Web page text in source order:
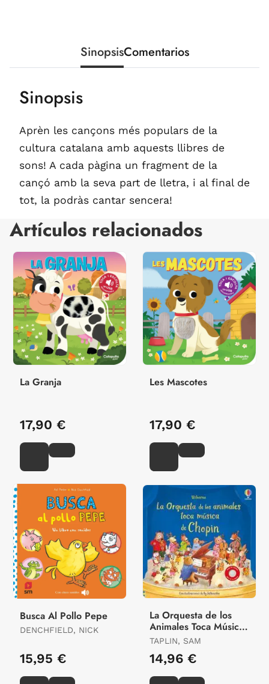
SinopsisComentarios
Sinopsis
Aprèn les cançons més populars de la
cultura catalana amb aquests llibres de
sons! A cada pàgina un fragment de la
cançó amb la seva part de lletra, i al final de
tot, la podràs cantar sencera!
Artículos relacionados
La Granja
17,90 €
Les Mascotes
17,90 €
Busca Al Pollo Pepe
DENCHFIELD, NICK
15,95 €
La Orquesta de los
Animales Toca Música
de Chopin
TAPLIN, SAM
14,96 €